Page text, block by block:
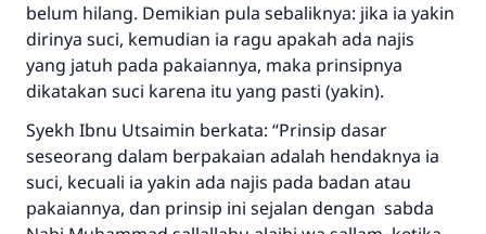
belum hilang. Demikian pula sebaliknya: jika ia yakin
dirinya suci, kemudian ia ragu apakah ada najis
yang jatuh pada pakaiannya, maka prinsipnya
dikatakan suci karena itu yang pasti (yakin).
Syekh Ibnu Utsaimin berkata: “Prinsip dasar
seseorang dalam berpakaian adalah hendaknya ia
suci, kecuali ia yakin ada najis pada badan atau
pakaiannya, dan prinsip ini sejalan dengan sabda